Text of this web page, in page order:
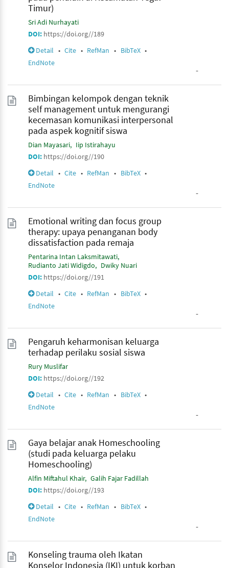
Timur)
Sri Adi Nurhayati
DOI: https://doi.org//189
Detail • Cite • RefMan • BibTeX •
EndNote
-
Bimbingan kelompok dengan teknik
self management untuk mengurangi
kecemasan komunikasi interpersonal
pada aspek kognitif siswa
Dian Mayasari
Iip Istirahayu
DOI: https://doi.org//190
Detail • Cite • RefMan • BibTeX •
EndNote
-
Emotional writing dan focus group
therapy: upaya penanganan body
dissatisfaction pada remaja
Pentarina Intan Laksmitawati
Rudianto Jati Widigdo
Dwiky Nuari
DOI: https://doi.org//191
Detail • Cite • RefMan • BibTeX •
EndNote
-
Pengaruh keharmonisan keluarga
terhadap perilaku sosial siswa
Rury Muslifar
DOI: https://doi.org//192
Detail • Cite • RefMan • BibTeX •
EndNote
-
Gaya belajar anak Homeschooling
(studi pada keluarga pelaku
Homeschooling)
Alfin Miftahul Khair
Galih Fajar Fadillah
DOI: https://doi.org//193
Detail • Cite • RefMan • BibTeX •
EndNote
-
Konseling trauma oleh Ikatan
Konselor Indonesia (IKI) untuk korban